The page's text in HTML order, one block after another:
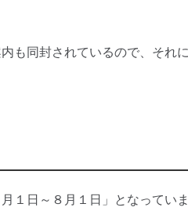
も同封されているので、それ
１日～８月１日」となってい